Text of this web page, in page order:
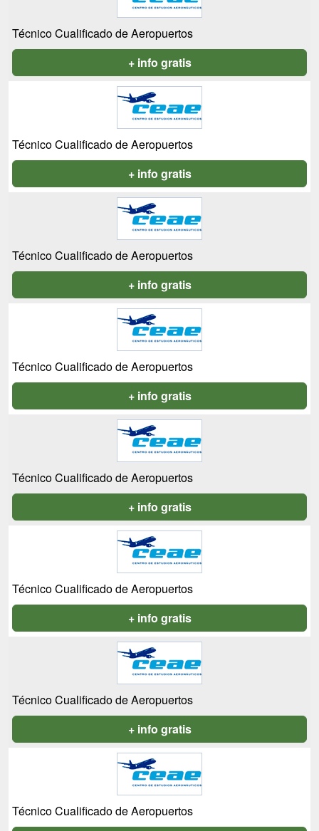
Técnico Cualificado de Aeropuertos
+ info gratis
Técnico Cualificado de Aeropuertos
+ info gratis
Técnico Cualificado de Aeropuertos
+ info gratis
Técnico Cualificado de Aeropuertos
+ info gratis
Técnico Cualificado de Aeropuertos
+ info gratis
Técnico Cualificado de Aeropuertos
+ info gratis
Técnico Cualificado de Aeropuertos
+ info gratis
Técnico Cualificado de Aeropuertos